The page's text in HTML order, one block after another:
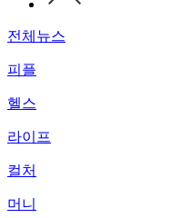
전체뉴스
피플
헬스
라이프
컬처
머니